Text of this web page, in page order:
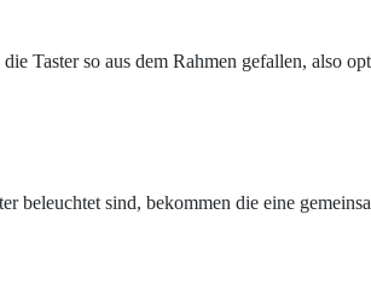
Taster so aus dem Rahmen gefallen, also
beleuchtet sind, bekommen die eine